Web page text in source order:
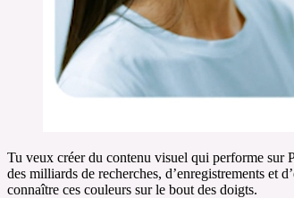
Tu veux créer du contenu visuel qui performe sur
des milliards de recherches, d’enregistrements et
connaître ces couleurs sur le bout des doigts.